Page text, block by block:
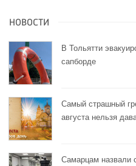
НОВОСТИ
В Тольятти
сапборде
Самый страшный
августа нельзя
Самарцам назвали